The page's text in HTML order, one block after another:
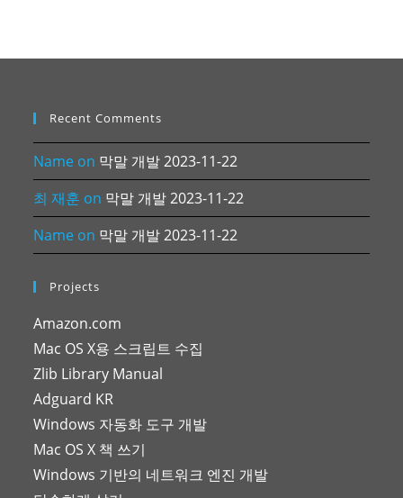
Recent Comments
Name on 막말 개발 2023-11-22
최 재훈 on 막말 개발 2023-11-22
Name on 막말 개발 2023-11-22
Projects
Amazon.com
Mac OS X용 스크립트 수집
Zlib Library Manual
Adguard KR
Windows 자동화 도구 개발
Mac OS X 책 쓰기
Windows 기반의 네트워크 엔진 개발